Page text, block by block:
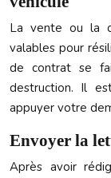
La vente ou la
valables pour
de contrat se
destruction. Il
appuyer votre
Envoyer la
Après avoir